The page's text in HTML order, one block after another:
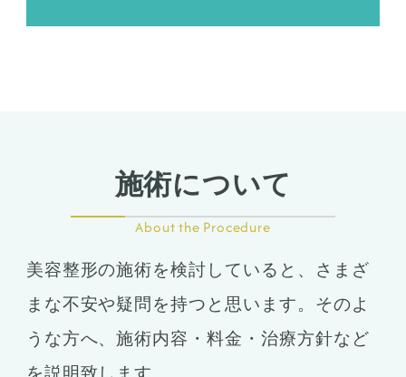
施術について
About the Procedure
美容整形の施術を検討していると、さまざ
まな不安や疑問を持つと思います。そのよ
うな方へ、施術内容・料金・治療方針など
を説明致します。